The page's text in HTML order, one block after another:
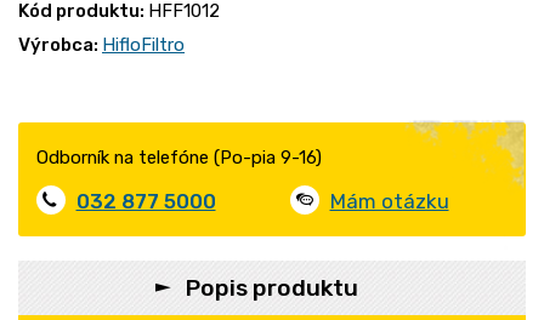
Kód produktu: HFF1012
Výrobca: HifloFiltro
Odborník na telefóne (Po-pia 9-16)
032 877 5000 Mám otázku
Popis produktu